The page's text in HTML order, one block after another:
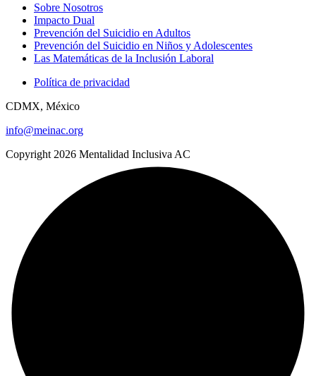
Sobre Nosotros
Impacto Dual
Prevención del Suicidio en Adultos
Prevención del Suicidio en Niños y Adolescentes
Las Matemáticas de la Inclusión Laboral
Política de privacidad
CDMX, México
info@meinac.org
Copyright 2026 Mentalidad Inclusiva AC